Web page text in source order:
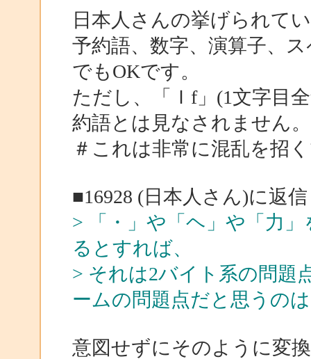
日本人さんの挙げられて
予約語、数字、演算子、
でもOKです。
ただし、「Ｉf」(1文字目
約語とは見なされません。
＃これは非常に混乱を招
■16928 (日本人さん)に返信
> 「・」や「ヘ」や「力
るとすれば、
> それは2バイト系の問題
ームの問題点だと思うの
意図せずにそのように変